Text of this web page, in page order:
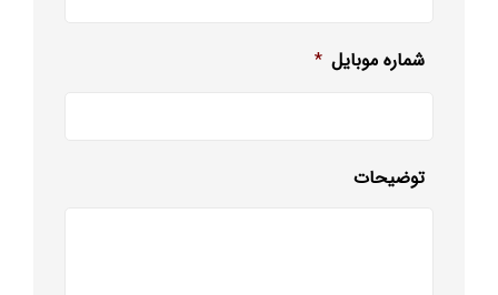
شماره موبایل *
توضیحات